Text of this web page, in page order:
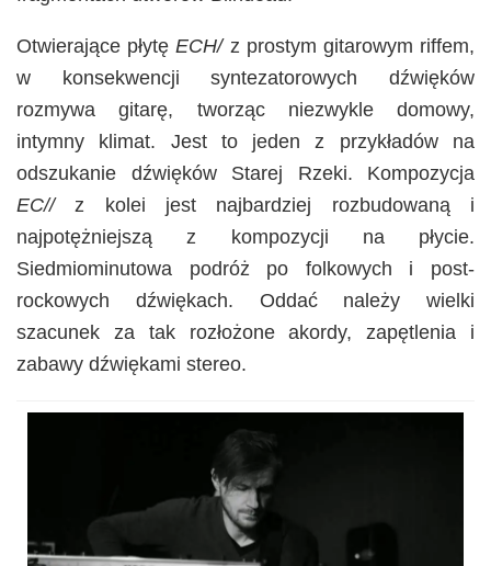
Otwierające płytęECH/z prostym gitarowym riffem,
w konsekwencji syntezatorowych dźwięków
rozmywa gitarę, tworząc niezwykle domowy,
intymny klimat. Jest to jeden z przykładów na
odszukanie dźwięków Starej Rzeki. Kompozycja
EC//z kolei jest najbardziej rozbudowaną i
najpotężniejszą z kompozycji na płycie.
Siedmiominutowa podróż po folkowych i post-
rockowych dźwiękach. Oddać należy wielki
szacunek za tak rozłożone akordy, zapętlenia i
zabawy dźwiękami stereo.